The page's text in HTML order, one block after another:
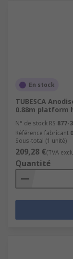
En stock
TUBESCA
0.88m platform
N° de stock RS 877-
Référence fabricant
Sous-total (1 unité)
209,28 €(TVA
Quantité